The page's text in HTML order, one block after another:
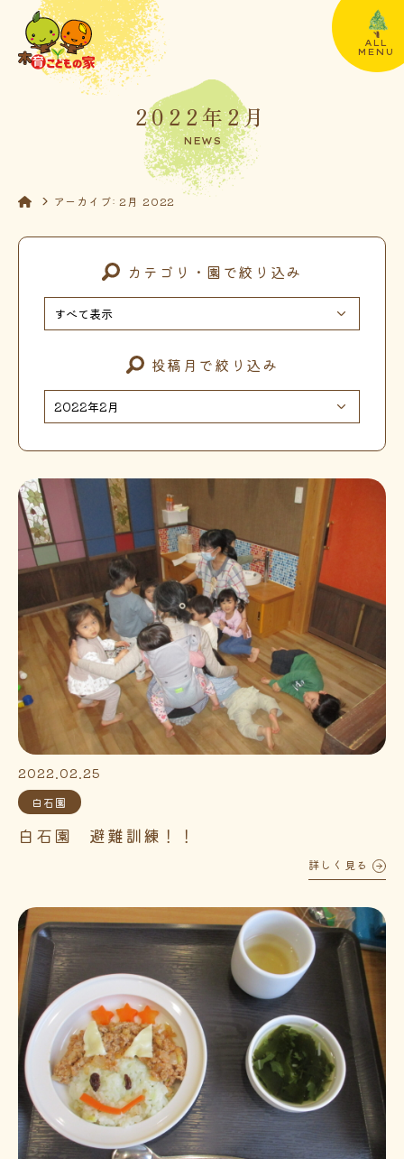
ALL
MENU
2022年2月
NEWS
アーカイブ: 2月 2022
カテゴリ・園で絞り込み
投稿月で絞り込み
2022.02.25
白石園
白石園 避難訓練！！
詳しく見る